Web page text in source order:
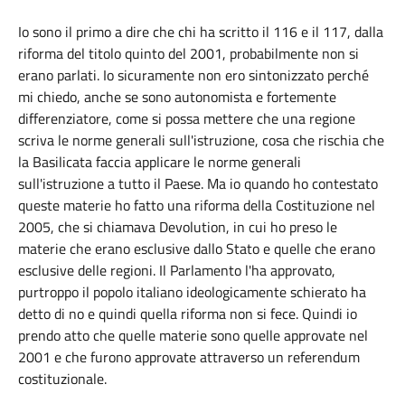
Io sono il primo a dire che chi ha scritto il 116 e il 117, dalla
riforma del titolo quinto del 2001, probabilmente non si
erano parlati. Io sicuramente non ero sintonizzato perché
mi chiedo, anche se sono autonomista e fortemente
differenziatore, come si possa mettere che una regione
scriva le norme generali sull'istruzione, cosa che rischia che
la Basilicata faccia applicare le norme generali
sull'istruzione a tutto il Paese. Ma io quando ho contestato
queste materie ho fatto una riforma della Costituzione nel
2005, che si chiamava Devolution, in cui ho preso le
materie che erano esclusive dallo Stato e quelle che erano
esclusive delle regioni. Il Parlamento l'ha approvato,
purtroppo il popolo italiano ideologicamente schierato ha
detto di no e quindi quella riforma non si fece. Quindi io
prendo atto che quelle materie sono quelle approvate nel
2001 e che furono approvate attraverso un referendum
costituzionale.